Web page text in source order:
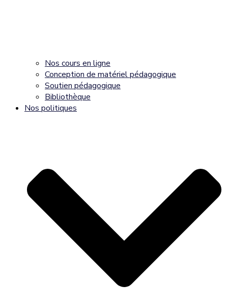
Nos cours en ligne
Conception de matériel pédagogique
Soutien pédagogique
Bibliothèque
Nos politiques